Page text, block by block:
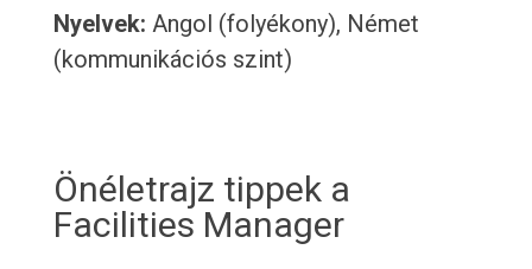
Nyelvek: Angol (folyékony), Német
(kommunikációs szint)
Önéletrajz tippek a
Facilities Manager